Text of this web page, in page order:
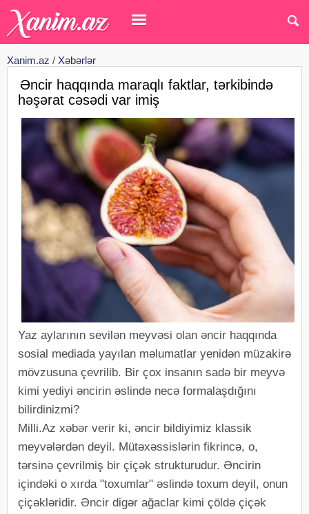
Xanim.az / Xəbərlər
Əncir haqqında maraqlı faktlar, tərkibində
həşərat cəsədi var imiş
Yaz aylarının sevilən meyvəsi olan əncir haqqında
sosial mediada yayılan məlumatlar yenidən müzakirə
mövzusuna çevrilib. Bir çox insanın sadə bir meyvə
kimi yediyi əncirin əslində necə formalaşdığını
bilirdinizmi?
Milli.Az xəbər verir ki, əncir bildiyimiz klassik
meyvələrdən deyil. Mütəxəssislərin fikrincə, o,
tərsinə çevrilmiş bir çiçək strukturudur. Əncirin
içindəki o xırda "toxumlar" əslində toxum deyil, onun
çiçəkləridir. Əncir digər ağaclar kimi çöldə çiçək